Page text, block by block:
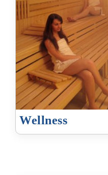
Wellness